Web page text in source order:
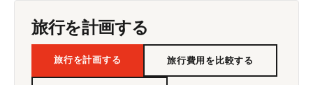
旅行を計画する
旅行を計画する 旅行費用を比較する